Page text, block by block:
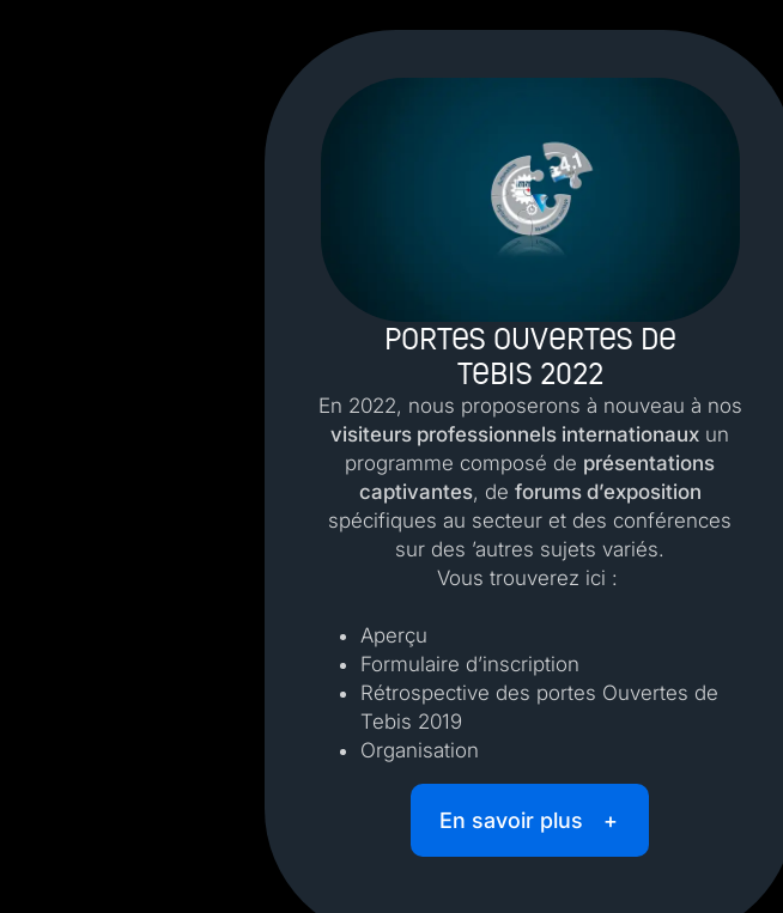
Portes Ouvertes de
Tebis 2022
En 2022, nous proposerons à nouveau à nos
visiteurs professionnels internationaux un
programme composé de présentations
captivantes, de forums d’exposition
spécifiques au secteur et des conférences
sur des ’autres sujets variés.
Vous trouverez ici :
Aperçu
Formulaire d’inscription
Rétrospective des portes Ouvertes de
Tebis 2019
Organisation
En savoir plus